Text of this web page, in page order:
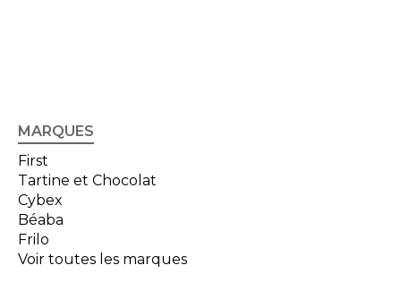
MARQUES
First
Tartine et Chocolat
Cybex
Béaba
Frilo
Voir toutes les marques